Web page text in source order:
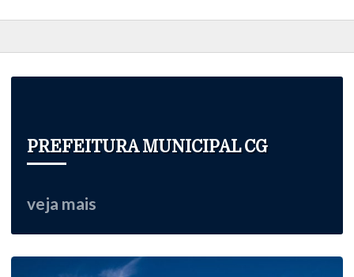
PREFEITURA MUNICIPAL CG
veja mais